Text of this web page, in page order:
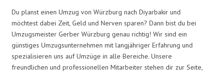
Du planst einen Umzug von Würzburg nach Diyarbakir und
möchtest dabei Zeit, Geld und Nerven sparen? Dann bist du bei
Umzugsmeister Gerber Würzburg genau richtig! Wir sind ein
günstiges Umzugsunternehmen mit langjähriger Erfahrung und
spezialisieren uns auf Umzüge in alle Bereiche. Unsere
freundlichen und professionellen Mitarbeiter stehen dir zur Seite,